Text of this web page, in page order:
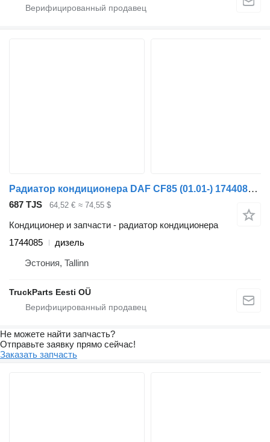
Радиатор кондиционера DAF CF85 (01.01-) 1744085 для тягача DAF LF45, LF55, LF180, CF65, CF75, CF85 (2001-)
687 TJS 64,52 € ≈ 74,55 $
Кондиционер и запчасти - радиатор кондиционера
1744085
дизель
Эстония, Tallinn
TruckParts Eesti OÜ
Не можете найти запчасть?
Отправьте заявку прямо сейчас!
Заказать запчасть